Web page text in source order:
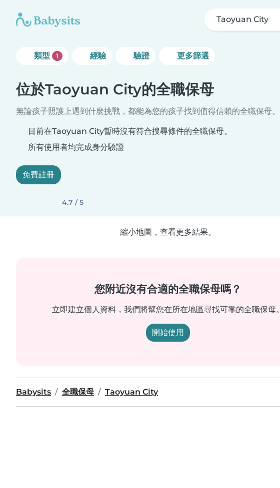
Taoyuan City
類型 1 經驗 驗證 更多篩選
位於Taoyuan City的全職保母
無論孩子照護上遇到什麼挑戰，都能為您的孩子找到值得信賴的全職保母。
目前在Taoyuan City暫時沒有符合搜尋條件的全職保母。
所有使用者均完成身分驗證
免費註冊
4.7 / 5
縮小地圖，查看更多結果。
您附近沒有合適的全職保母嗎？
立即建立個人資料，我們將幫您在所在地區尋找可靠的全職保母。
開始使用
Babysits 全職保母 Taoyuan City